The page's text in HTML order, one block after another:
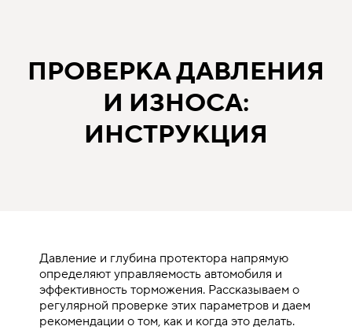
ПРОВЕРКА ДАВЛЕНИЯ
И ИЗНОСА:
ИНСТРУКЦИЯ
Давление и глубина протектора напрямую
определяют управляемость автомобиля и
эффективность торможения. Рассказываем о
регулярной проверке этих параметров и даем
рекомендации о том, как и когда это делать.